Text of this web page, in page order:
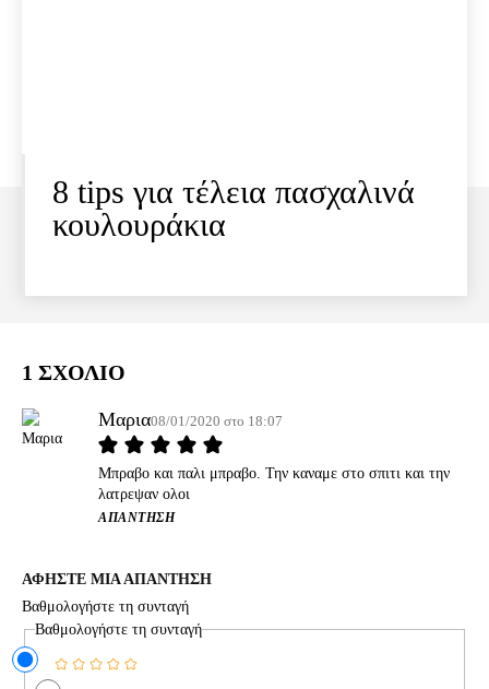
8 tips για τέλεια πασχαλινά
κουλουράκια
1 ΣΧΟΛΙΟ
Μαρια08/01/2020 στο 18:07
Μπραβο και παλι μπραβο. Την καναμε στο σπιτι και την
λατρεψαν ολοι
ΑΠΆΝΤΗΣΗ
ΑΦΗΣΤΕ ΜΙΑ ΑΠΑΝΤΗΣΗ
Βαθμολογήστε τη συνταγή
Βαθμολογήστε τη συνταγή